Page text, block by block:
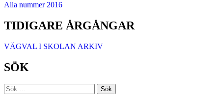
Alla nummer 2016
TIDIGARE ÅRGÅNGAR
VÄGVAL I SKOLAN ARKIV
SÖK
Sök
efter: